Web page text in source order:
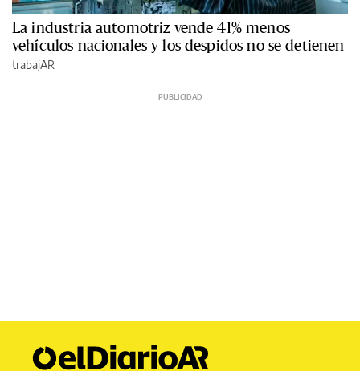
La industria automotriz vende 41% menos
vehículos nacionales y los despidos no se detienen
trabajAR